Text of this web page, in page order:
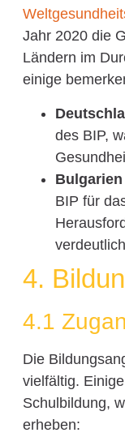
Jahr 2020 die
Ländern im
einige
des BIP,
Bulgarien
BIP für
4.
4.1
Die
vielfältig.
Schulbildung,
erheben: